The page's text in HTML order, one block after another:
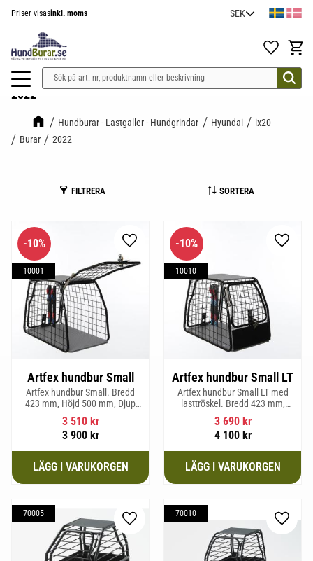
Priser visasinkl. moms
Favoriter
2022
Hundburar - Lastgaller - Hundgrindar Hyundai
ix20
Burar
2022
FILTRERA SORTERA
Artfex hundbur Small
Artfex hundbur Small. Bredd
423 mm, Höjd 500 mm, Djup
670 mm och vikt 12,1 kg.
3 510kr
3 900kr
10%
10001
Lägg till i favoriter
Artfex hundbur Small LT
Artfex hundbur Small LT med
lasttröskel. Bredd 423 mm,
Höjd 500 mm, Djup 670 mm
och Vikt 12,9 kg.
3 690kr
4 100kr
10%
10010
Lägg
70005
Lägg till i favoriter
70010
Lägg